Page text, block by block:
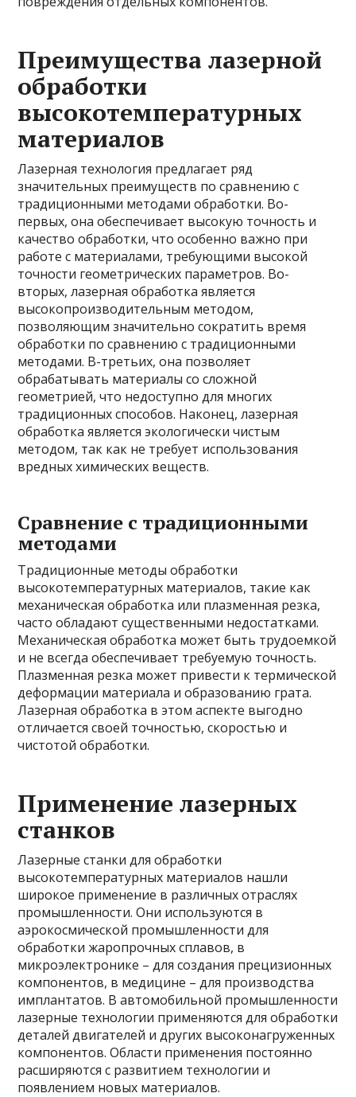
Преимущества лазерной
обработки
высокотемпературных
материалов
Лазерная технология предлагает ряд
значительных преимуществ по сравнению с
традиционными методами обработки. Во-
первых, она обеспечивает высокую точность и
качество обработки, что особенно важно при
работе с материалами, требующими высокой
точности геометрических параметров. Во-
вторых, лазерная обработка является
высокопроизводительным методом,
позволяющим значительно сократить время
обработки по сравнению с традиционными
методами. В-третьих, она позволяет
обрабатывать материалы со сложной
геометрией, что недоступно для многих
традиционных способов. Наконец, лазерная
обработка является экологически чистым
методом, так как не требует использования
вредных химических веществ.
Сравнение с традиционными
методами
Традиционные методы обработки
высокотемпературных материалов, такие как
механическая обработка или плазменная резка,
часто обладают существенными недостатками.
Механическая обработка может быть трудоемкой
и не всегда обеспечивает требуемую точность.
Плазменная резка может привести к термической
деформации материала и образованию грата.
Лазерная обработка в этом аспекте выгодно
отличается своей точностью, скоростью и
чистотой обработки.
Применение лазерных
станков
Лазерные станки для обработки
высокотемпературных материалов нашли
широкое применение в различных отраслях
промышленности. Они используются в
аэрокосмической промышленности для
обработки жаропрочных сплавов, в
микроэлектронике – для создания прецизионных
компонентов, в медицине – для производства
имплантатов. В автомобильной промышленности
лазерные технологии применяются для обработки
деталей двигателей и других высоконагруженных
компонентов. Области применения постоянно
расширяются с развитием технологии и
появлением новых материалов.